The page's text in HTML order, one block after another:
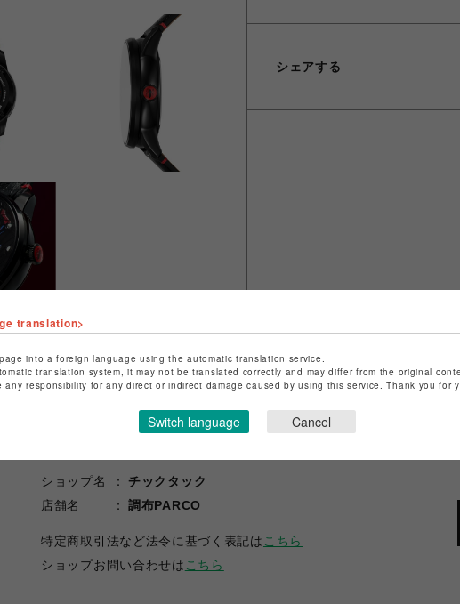
シェアする
ショップ名
チックタック
店舗名
調布PARCO
特定商取引法など法令に基づく表記は こちら
ショップお問い合わせは こちら
translation>
into a foreign language using the automatic translation service.
translation system, it may not be translated correctly and may differ from the original
responsibility for any direct or indirect damage caused by using this service. Thank you for
Switch language Cancel